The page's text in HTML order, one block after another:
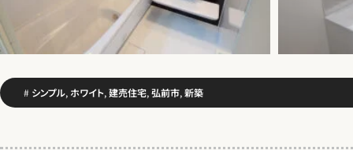
# シンプル, ホワイト,建売住宅,弘前市,新築